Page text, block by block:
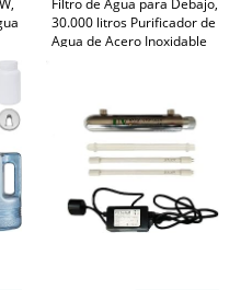
Filtro de Agua para Debajo,
30.000 litros Purificador de
Agua de Acero Inoxidable
Olores